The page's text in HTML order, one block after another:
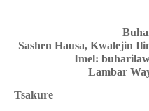
Sashen Hausa, Kwalejin
Imel:
Lambar
Tsakure